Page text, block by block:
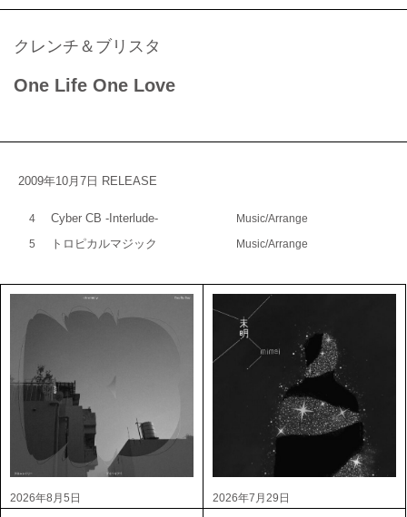
クレンチ＆ブリスタ
One Life One Love
2009年10月7日 RELEASE
4 Cyber CB -Interlude-
Music/Arrange
5
トロピカルマジック Music/Arrange
2026年8月5日 2026年7月29日